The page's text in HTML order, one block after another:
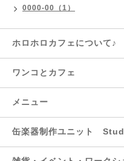
0000-00（1）
ホロホロカフェについて♪
ワンコとカフェ
メニュー
缶楽器制作ユニット